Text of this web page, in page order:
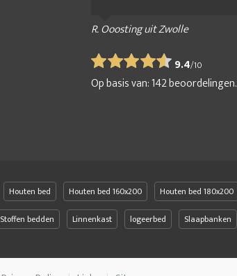
R. Ooosting uit Zwolle
9.4/10
Op basis van:142beoordelingen.
Houten bed Houten bed 160x200
Houten bed 180x200
Stoffen bedden Linnenkast logeerbed Slaapbanken